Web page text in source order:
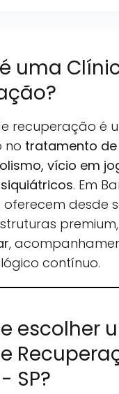
uma
recuperação é
no tratamento
vício em
. Em
oferecem desde
,
contínuo.
escolher
SP?